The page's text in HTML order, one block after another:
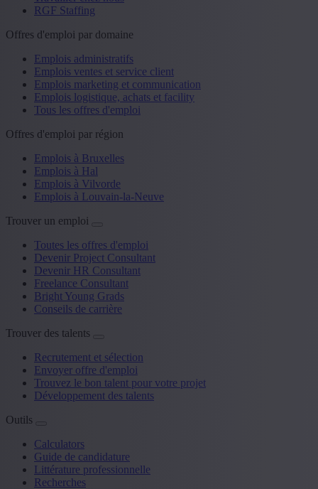
RGF Staffing
Offres d'emploi par domaine
Emplois administratifs
Emplois ventes et service client
Emplois marketing et communication
Emplois logistique, achats et facility
Tous les offres d'emploi
Offres d'emploi par région
Emplois à Bruxelles
Emplois à Hal
Emplois à Vilvorde
Emplois à Louvain-la-Neuve
Trouver un emploi
Toutes les offres d'emploi
Devenir Project Consultant
Devenir HR Consultant
Freelance Consultant
Bright Young Grads
Conseils de carrière
Trouver des talents
Recrutement et sélection
Envoyer offre d'emploi
Trouvez le bon talent pour votre projet
Développement des talents
Outils
Calculators
Guide de candidature
Littérature professionnelle
Recherches